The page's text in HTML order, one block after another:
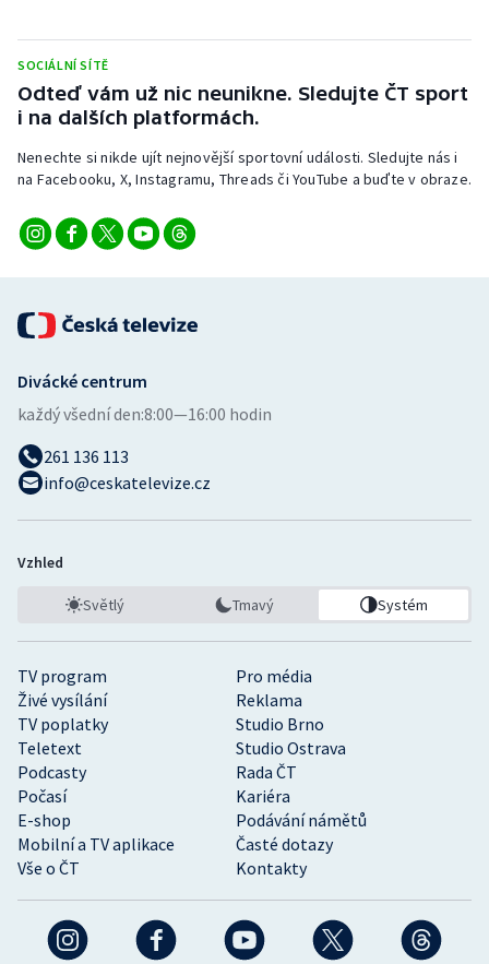
SOCIÁLNÍ SÍTĚ
Odteď vám už nic neunikne. Sledujte ČT sport
i na dalších platformách.
Nenechte si nikde ujít nejnovější sportovní události. Sledujte nás i
na Facebooku, X, Instagramu, Threads či YouTube a buďte v obraze.
TV program
Pro média
Živé vysílání
Reklama
TV poplatky
Studio Brno
Teletext
Studio Ostrava
Podcasty
Rada ČT
Počasí
Kariéra
E-shop
Podávání námětů
Mobilní a TV aplikace
Časté dotazy
Vše o ČT
Kontakty
Divácké centrum
každý všední den:8:00—16:00 hodin
261 136 113
info@ceskatelevize.cz
Vzhled
Světlý Tmavý Systém